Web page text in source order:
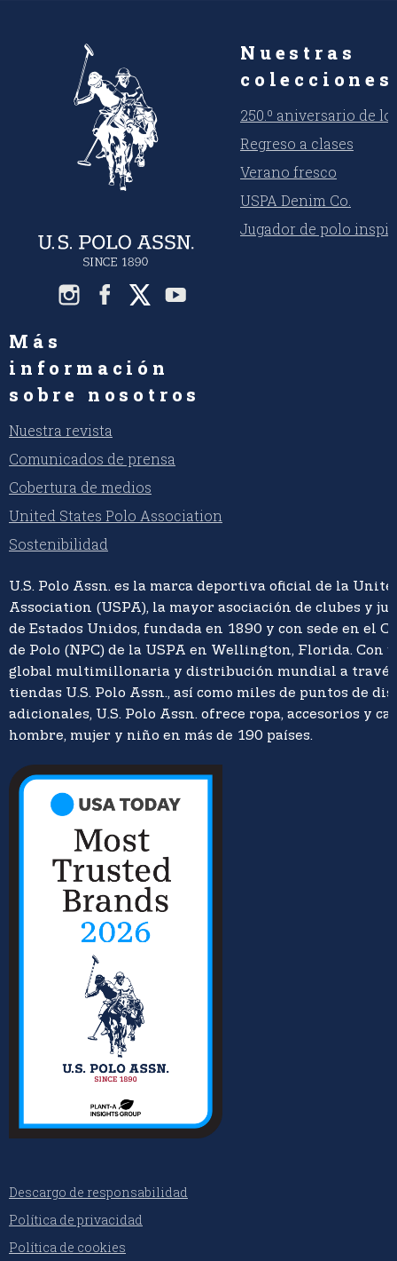
Nuestras
colecciones
250.º aniversario de
Regreso a clases
Verano fresco
USPA Denim Co.
Jugador de polo
Más
información
sobre nosotros
Nuestra revista
Comunicados de prensa
Cobertura de medios
United States Polo Association
Sostenibilidad
U.S. Polo Assn. es la marca deportiva oficial de la
Association (USPA), la mayor asociación de clubes y
de Estados Unidos, fundada en 1890 y con sede en el
de Polo (NPC) de la USPA en Wellington, Florida. Con
global multimillonaria y distribución mundial a través
tiendas U.S. Polo Assn., así como miles de puntos de
adicionales, U.S. Polo Assn. ofrece ropa, accesorios y
hombre, mujer y niño en más de 190 países.
Descargo de responsabilidad
Política de privacidad
Política de cookies